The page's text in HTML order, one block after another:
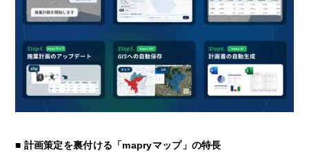
■ 計画策定を裏付ける「mapryマップ」の特長